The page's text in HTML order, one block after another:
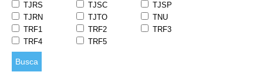
TJRS
TJSC
TJSP
TJRN
TJTO
TNU
TRF1
TRF2
TRF3
TRF4
TRF5
Busca